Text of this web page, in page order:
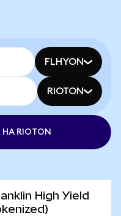
FLHYON
RIOTON
RIOTON
High Yield